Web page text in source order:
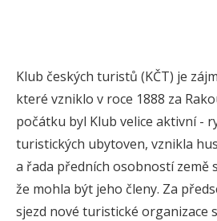
Klub českých turistů (KČT) je
které vzniklo v roce 1888 za
počátku byl Klub velice aktivní -
turistických ubytoven, vznikla
a řada předních osobností země
že mohla být jeho členy. Za
sjezd nové turistické organizace